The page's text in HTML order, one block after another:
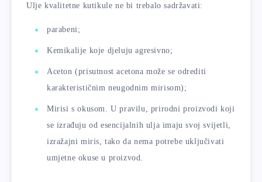
Ulje kvalitetne kutikule ne bi trebalo sadržavati:
parabeni;
Kemikalije koje djeluju agresivno;
Aceton (prisutnost acetona može se odrediti
karakterističnim neugodnim mirisom);
Mirisi s okusom. U pravilu, prirodni proizvodi koji
se izrađuju od esencijalnih ulja imaju svoj svijetli,
izražajni miris, tako da nema potrebe uključivati ​​
umjetne okuse u proizvod.